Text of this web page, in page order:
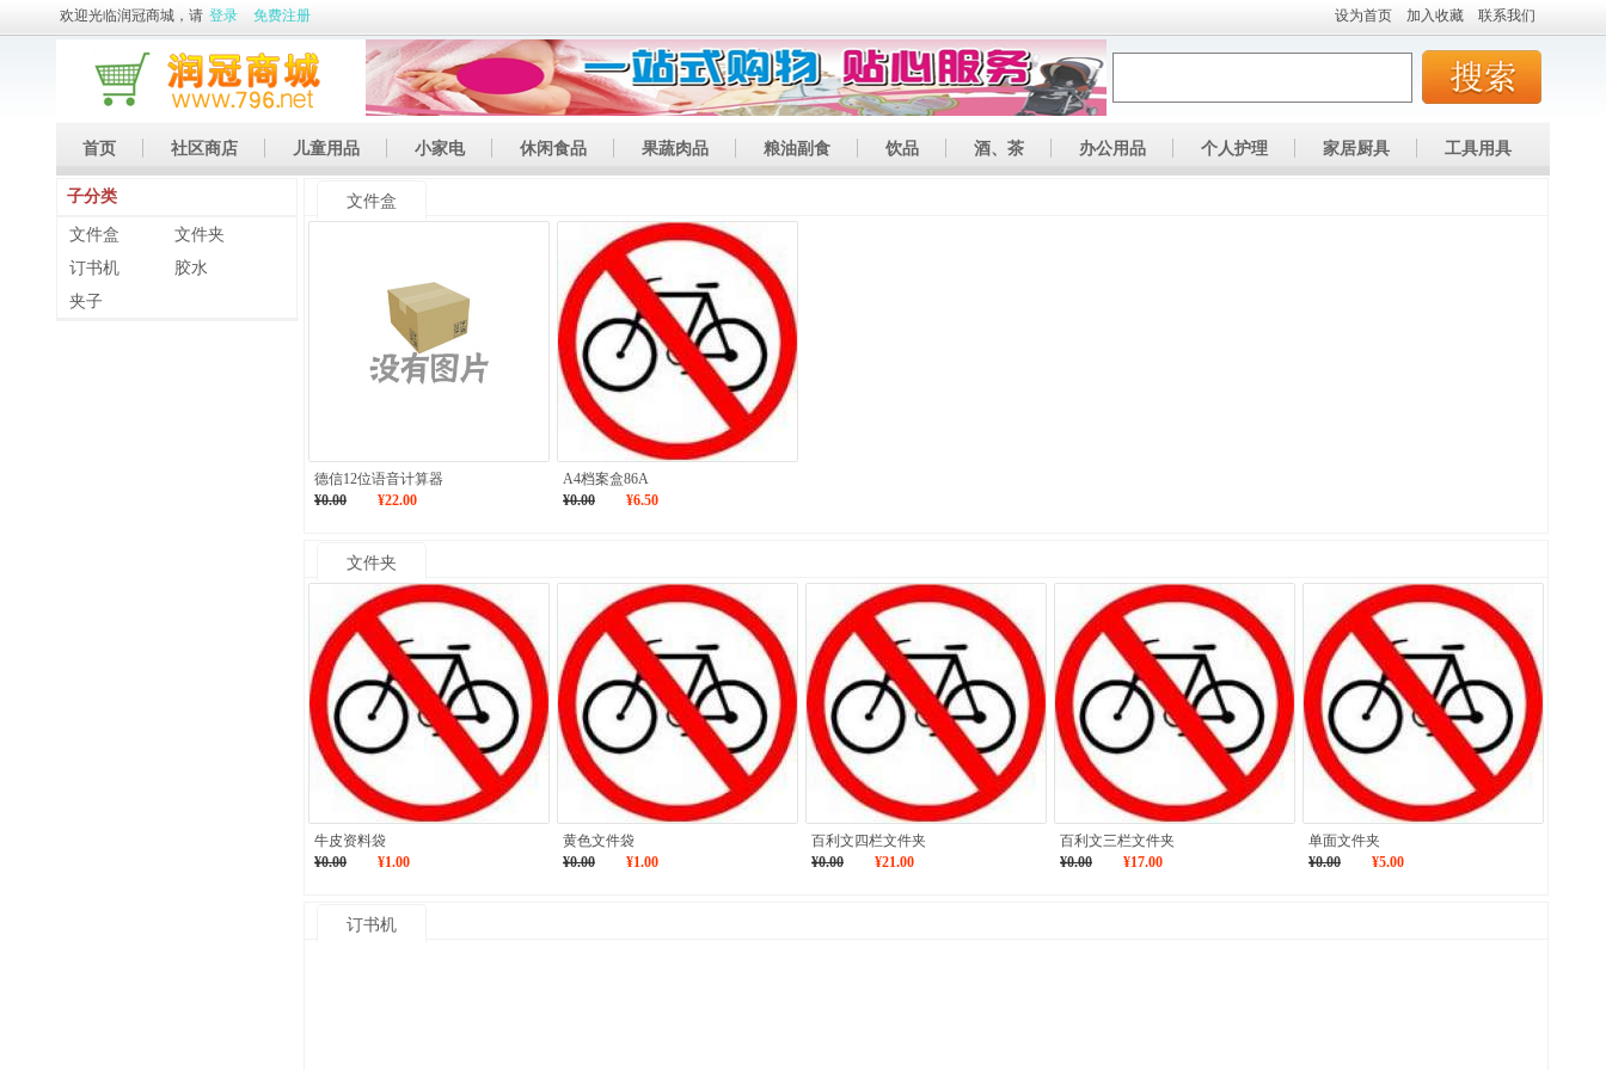
欢迎光临润冠商城，请 登录 免费注册 设为首页 加入收藏 联系我们
首页 社区商店 儿童用品 小家电 休闲食品 果蔬肉品 粮油副食 饮品 酒、茶 办公用品 个人护理 家居厨具 工具用具
休闲娱乐
子分类
文件盒
文件夹
订书机
胶水
夹子
文件盒
德信12位语音计算器
¥0.00
¥22.00
A4档案盒86A
¥0.00
¥6.50
文件夹
牛皮资料袋
¥0.00
¥1.00
黄色文件袋
¥0.00
¥1.00
百利文四栏文件夹
¥0.00
¥21.00
百利文三栏文件夹
¥0.00
¥17.00
单面文件夹
¥0.00
¥5.00
订书机